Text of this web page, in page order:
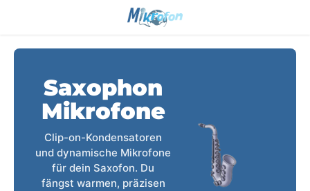
Saxophon
Mikrofone
Clip-on-Kondensatoren
und dynamische Mikrofone
für dein Saxofon. Du
fängst warmen, präzisen